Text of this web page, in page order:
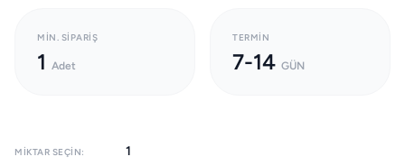
MIN. SIPARIŞ
1 Adet
TERMIN
7-14 GÜN
MIKTAR SEÇIN: